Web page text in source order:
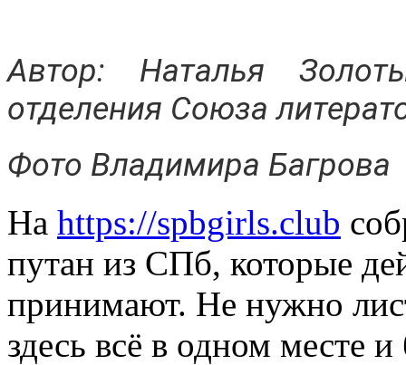
Автор: Наталья
отделения Союза
Фото Владимира Багрова
На https://spbgirls.club
путан из СПб, которые
принимают. Не нужно
здесь всё в одном месте